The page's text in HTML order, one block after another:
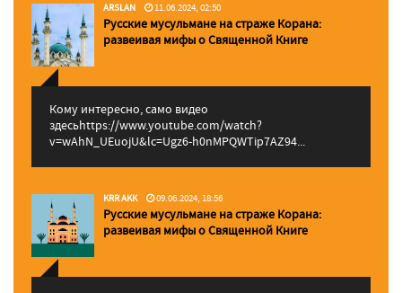
ARSLAN 11.06.2024, 02:50
Русские мусульмане на страже Корана:
pазвеивая мифы о Священной Книге
Кому интересно, само видео
здесьhttps://www.youtube.com/watch?
v=wAhN_UEuojU&lc=Ugz6-h0nMPQWTip7AZ94...
KRR AKK 09.06.2024, 18:56
Русские мусульмане на страже Корана:
pазвеивая мифы о Священной Книге